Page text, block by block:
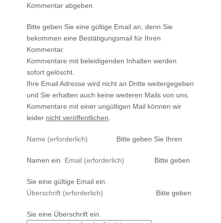
Kommentar abgeben
Bitte geben Sie eine gültige Email an, denn Sie
bekommen eine Bestätigungsmail für Ihren
Kommentar.
Kommentare mit beleidigenden Inhalten werden
sofort gelöscht.
Ihre Email Adresse wird nicht an Dritte weitergegeben
und Sie erhalten auch keine weiteren Mails von uns.
Kommentare mit einer ungültigen Mail können wir
leider nicht veröffentlichen
Bitte geben Sie Ihren
Namen ein. Bitte geben
Sie eine gültige Email ein.
Bitte geben
Sie eine Überschrift ein.